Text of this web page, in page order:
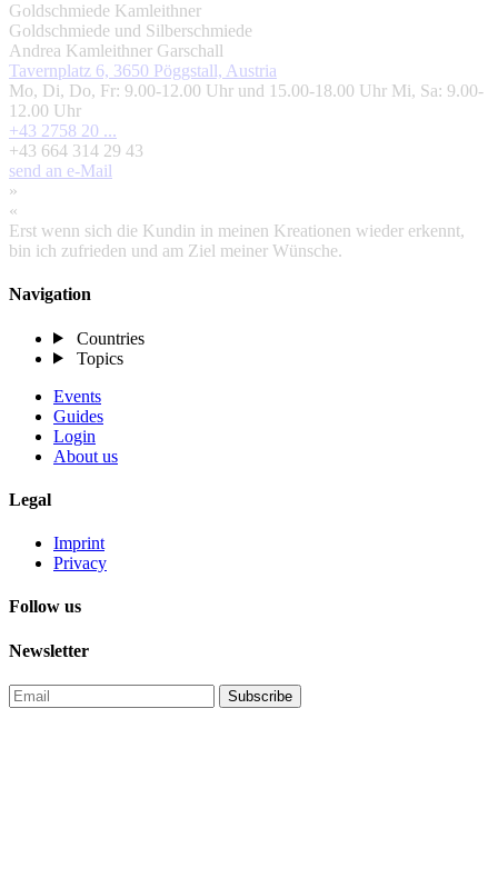
Goldschmiede Kamleithner
Goldschmiede und Silberschmiede
Andrea Kamleithner Garschall
Tavernplatz 6, 3650 Pöggstall, Austria
Mo, Di, Do, Fr: 9.00-12.00 Uhr und 15.00-18.00 Uhr Mi, Sa: 9.00-
12.00 Uhr
+43 2758 20 ...
+43 664 314 29 43
send an e-Mail
»
«
Erst wenn sich die Kundin in meinen Kreationen wieder erkennt,
bin ich zufrieden und am Ziel meiner Wünsche.
Navigation
Countries
Topics
Events
Guides
Login
About us
Legal
Imprint
Privacy
Follow us
Newsletter
Subscribe